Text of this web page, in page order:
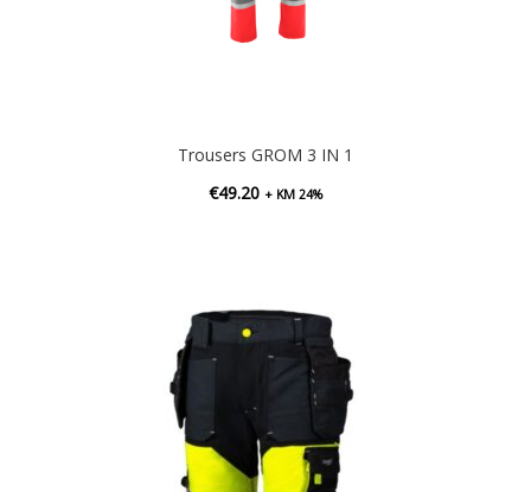
Trousers GROM 3 IN 1
€49.20 + KM 24%